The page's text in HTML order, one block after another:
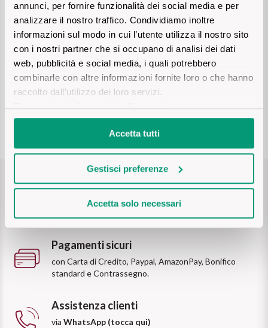
annunci, per fornire funzionalità dei social media e per
analizzare il nostro traffico. Condividiamo inoltre
informazioni sul modo in cui l’utente utilizza il nostro sito
con i nostri partner che si occupano di analisi dei dati
web, pubblicità e social media, i quali potrebbero
combinarle con altre informazioni fornite loro o che hanno
raccolto dall’utilizzo dei loro servizi.
Per maggiori informazioniclicca qui.
Accetta tutti
Gestisci preferenze
Accetta solo necessari
REGIONE
Basilicata
Bordeaux
Friuli Venezia Giulia
Piemonte
Sicilia
Ripasso
Sauvignon
Sforzato di Valtellina
Dealcolati
Vedi tutti
PROVENIENZA
Il Valpolicella Ripasso nasce “ripassando” il vino Valpolicella sulle
vinacce dell'Amarone. Con questa pratica, che ha origine nella
saggezza tradizionale e popolare veronese, il Valpolicella acquisisce
corpo struttura e si esprime con note complesse di frutta matura e
spezie. Ottimo abbinamento con formaggi stagionati e piatti di
Spedizione gratuita
per ordini superiori a 69€
Pagamenti sicuri
con Carta di Credito, Paypal, AmazonPay, Bonifico
standard e Contrassegno.
Assistenza clienti
via WhatsApp (tocca qui)